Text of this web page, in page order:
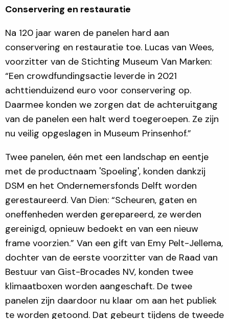
Conservering en restauratie
Na 120 jaar waren de panelen hard aan
conservering en restauratie toe. Lucas van Wees,
voorzitter van de Stichting Museum Van Marken:
“Een crowdfundingsactie leverde in 2021
achttienduizend euro voor conservering op.
Daarmee konden we zorgen dat de achteruitgang
van de panelen een halt werd toegeroepen. Ze zijn
nu veilig opgeslagen in Museum Prinsenhof.”
Twee panelen, één met een landschap en eentje
met de productnaam 'Spoeling', konden dankzij
DSM en het Ondernemersfonds Delft worden
gerestaureerd. Van Dien: “Scheuren, gaten en
oneffenheden werden gerepareerd, ze werden
gereinigd, opnieuw bedoekt en van een nieuw
frame voorzien.” Van een gift van Emy Pelt-Jellema,
dochter van de eerste voorzitter van de Raad van
Bestuur van Gist-Brocades NV, konden twee
klimaatboxen worden aangeschaft. De twee
panelen zijn daardoor nu klaar om aan het publiek
te worden getoond. Dat gebeurt tijdens de tweede